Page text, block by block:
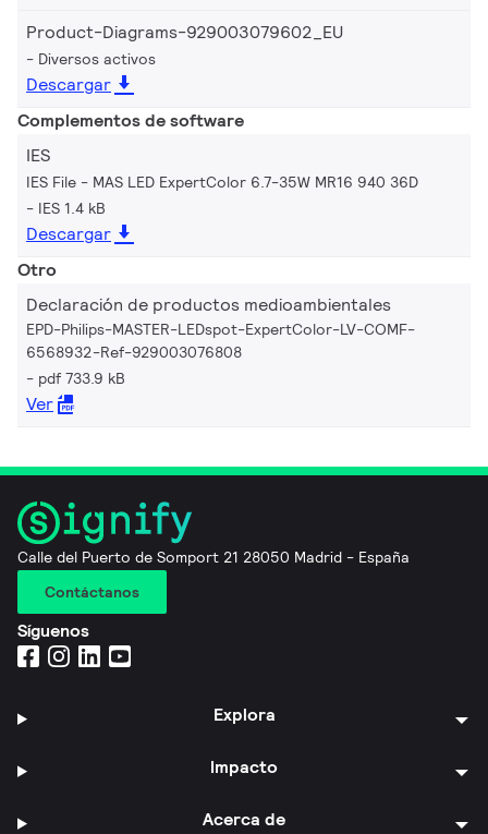
Product-Diagrams-929003079602_EU
Diversos activos
Descargar
Complementos de software
IES
IES File - MAS LED ExpertColor 6.7-35W MR16 940 36D
IES 1.4 kB
Descargar
Otro
Declaración de productos medioambientales
EPD-Philips-MASTER-LEDspot-ExpertColor-LV-COMF-
6568932-Ref-929003076808
pdf 733.9 kB
Ver
Calle del Puerto de Somport 21 28050 Madrid - España
Contáctanos
Síguenos
Explora
Impacto
Acerca de